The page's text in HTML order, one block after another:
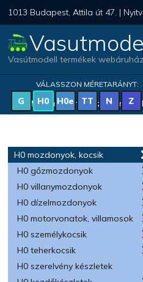
1013 Budapest, Attila út 47. |
Vasútmodell termékek
VÁLASSZON MÉRETARÁNYT:
G H0 H0e TT N Z
Magyar vonatkozású
H0 mozdonyok, kocsik
H0 gőzmozdonyok
H0 villanymozdonyok
H0 dízelmozdonyok
H0 motorvonatok, villamosok
H0 személykocsik
H0 teherkocsik
H0 szerelvény készletek